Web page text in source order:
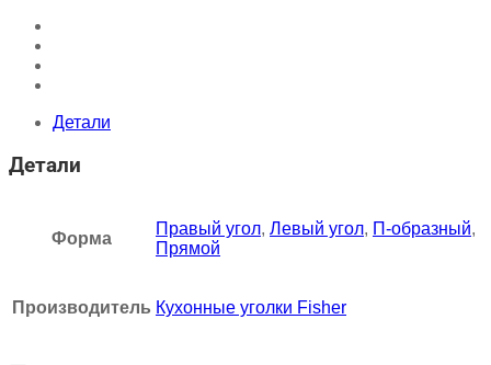
Детали
Детали
Форма
Правый угол, Левый угол, П-образный,
Прямой
Производитель Кухонные уголки Fisher